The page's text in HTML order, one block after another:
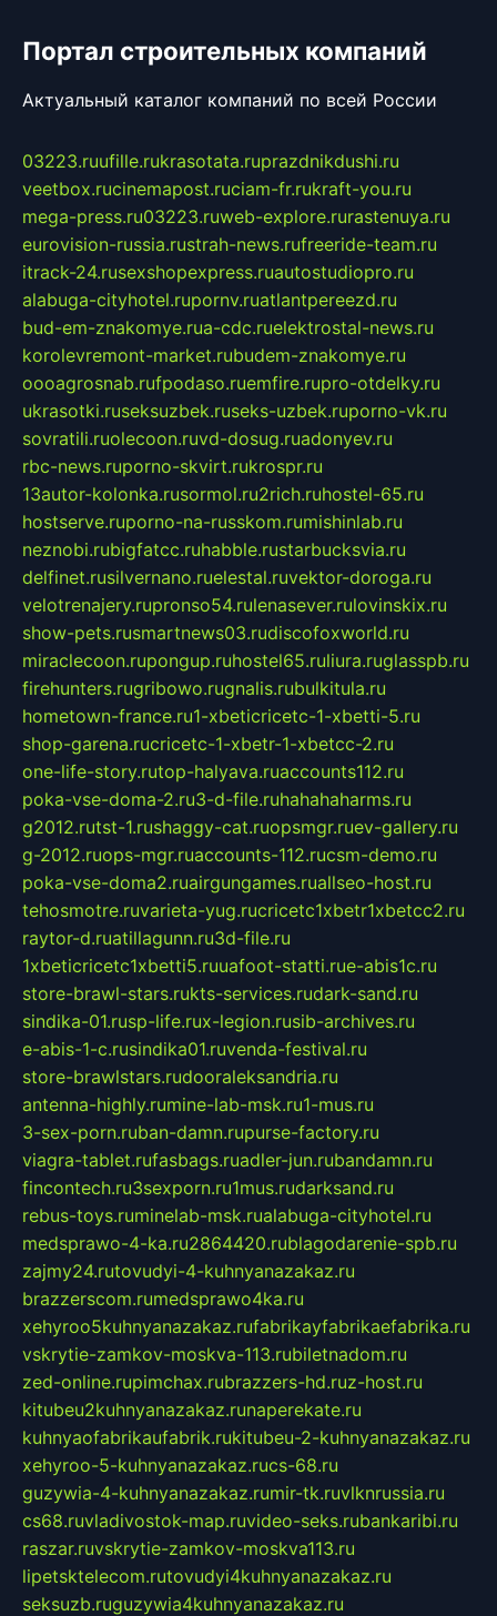
Портал строительных компаний
Актуальный каталог компаний по всей России
03223.ruufille.rukrasotata.ruprazdnikdushi.ru
veetbox.rucinemapost.ruciam-fr.rukraft-you.ru
mega-press.ru03223.ruweb-explore.rurastenuya.ru
eurovision-russia.rustrah-news.rufreeride-team.ru
itrack-24.rusexshopexpress.ruautostudiopro.ru
alabuga-cityhotel.rupornv.ruatlantpereezd.ru
bud-em-znakomye.rua-cdc.ruelektrostal-news.ru
korolevremont-market.rubudem-znakomye.ru
oooagrosnab.rufpodaso.ruemfire.rupro-otdelky.ru
ukrasotki.ruseksuzbek.ruseks-uzbek.ruporno-vk.ru
sovratili.ruolecoon.ruvd-dosug.ruadonyev.ru
rbc-news.ruporno-skvirt.rukrospr.ru
13autor-kolonka.rusormol.ru2rich.ruhostel-65.ru
hostserve.ruporno-na-russkom.rumishinlab.ru
neznobi.rubigfatcc.ruhabble.rustarbucksvia.ru
delfinet.rusilvernano.ruelestal.ruvektor-doroga.ru
velotrenajery.rupronso54.rulenasever.rulovinskix.ru
show-pets.rusmartnews03.rudiscofoxworld.ru
miraclecoon.rupongup.ruhostel65.ruliura.ruglasspb.ru
firehunters.rugribowo.rugnalis.rubulkitula.ru
hometown-france.ru1-xbeticricetc-1-xbetti-5.ru
shop-garena.rucricetc-1-xbetr-1-xbetcc-2.ru
one-life-story.rutop-halyava.ruaccounts112.ru
poka-vse-doma-2.ru3-d-file.ruhahahaharms.ru
g2012.rutst-1.rushaggy-cat.ruopsmgr.ruev-gallery.ru
g-2012.ruops-mgr.ruaccounts-112.rucsm-demo.ru
poka-vse-doma2.ruairgungames.ruallseo-host.ru
tehosmotre.ruvarieta-yug.rucricetc1xbetr1xbetcc2.ru
raytor-d.ruatillagunn.ru3d-file.ru
1xbeticricetc1xbetti5.ruuafoot-statti.rue-abis1c.ru
store-brawl-stars.rukts-services.rudark-sand.ru
sindika-01.rusp-life.rux-legion.rusib-archives.ru
e-abis-1-c.rusindika01.ruvenda-festival.ru
store-brawlstars.rudooraleksandria.ru
antenna-highly.rumine-lab-msk.ru1-mus.ru
3-sex-porn.ruban-damn.rupurse-factory.ru
viagra-tablet.rufasbags.ruadler-jun.rubandamn.ru
fincontech.ru3sexporn.ru1mus.rudarksand.ru
rebus-toys.ruminelab-msk.rualabuga-cityhotel.ru
medsprawo-4-ka.ru2864420.rublagodarenie-spb.ru
zajmy24.rutovudyi-4-kuhnyanazakaz.ru
brazzerscom.rumedsprawo4ka.ru
xehyroo5kuhnyanazakaz.rufabrikayfabrikaefabrika.ru
vskrytie-zamkov-moskva-113.rubiletnadom.ru
zed-online.rupimchax.rubrazzers-hd.ruz-host.ru
kitubeu2kuhnyanazakaz.runaperekate.ru
kuhnyaofabrikaufabrik.rukitubeu-2-kuhnyanazakaz.ru
xehyroo-5-kuhnyanazakaz.rucs-68.ru
guzywia-4-kuhnyanazakaz.rumir-tk.ruvlknrussia.ru
cs68.ruvladivostok-map.ruvideo-seks.rubankaribi.ru
raszar.ruvskrytie-zamkov-moskva113.ru
lipetsktelecom.rutovudyi4kuhnyanazakaz.ru
seksuzb.ruguzywia4kuhnyanazakaz.ru